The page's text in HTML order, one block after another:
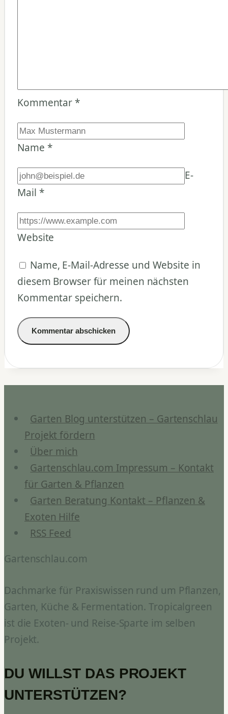
Kommentar *
Name *
E-
Mail *
Website
Name, E-Mail-Adresse und Website in
diesem Browser für meinen nächsten
Kommentar speichern.
Garten Blog unterstützen – Gartenschlau
Projekt fördern
Über mich
Gartenschlau.com Impressum – Kontakt
für Garten & Pflanzen
Garten Beratung Kontakt – Pflanzen &
Exoten Hilfe
RSS Feed
Gartenschlau.com
Dachmarke für Praxiswissen rund um Pflanzen,
Garten, Küche & Fermentation. Tropicalgreen
ist die Exoten- und Reise-Sparte im selben
Projekt.
DU WILLST DAS PROJEKT
UNTERSTÜTZEN?